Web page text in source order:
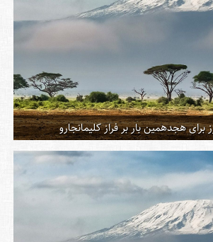
برای هجدهمین بار بر فراز کلیمانجارو